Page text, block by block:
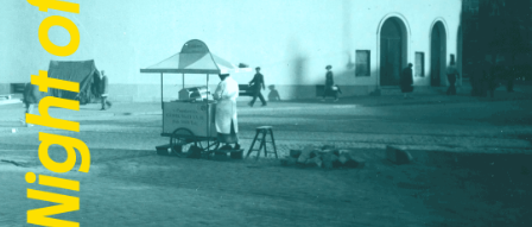
Lahjakortti
Nuoret
Katsomokartta
Usein kysytyt kysymykset
Saavutettavuus
Koulut
Yritykset
Opastus
Teatterin toiminta
Näyttelijät
Historia
Töihin meille
KIRJAUDU